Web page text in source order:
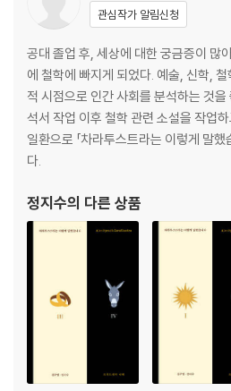
제 3 부
1장 방랑자
2장 환영과 수수께끼에 대하여
3장 원치 않는 행복에 대하여
4장 해 뜨기 전에
6장 올리브산에서
7장 지나쳐 가는 것에 대하여
10장 세 가지 악에 대하여
11장 중력의 영에 대하여
14장 큰 그리움에 대하여
관심작가 알림신청
공대 졸업 후, 세상에 대한 궁금증이 많
에 철학에 빠지게 되었다. 예술, 신학,
적 시점으로 인간 사회를 분석하는 것
석서 작업 이후 철학 관련 소설을 작업
일환으로 「차라투스트라는 이렇게 말했
다.
정지수의 다른 상품